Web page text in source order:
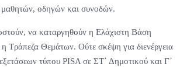
μαθητών, οδηγών και συνοδών.
να καταργηθούν η Ελάχιστη Βάση
Τράπεζα Θεμάτων. Ούτε σκέψη για διενέργεια
τύπου PISA σε ΣΤ΄ Δημοτικού και Γ΄